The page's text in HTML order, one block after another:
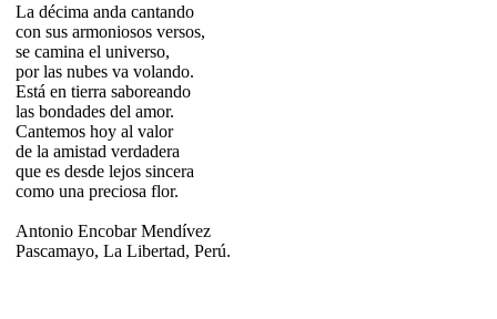
La décima anda cantando
con sus armoniosos versos,
se camina el universo,
por las nubes va volando.
Está en tierra saboreando
las bondades del amor.
Cantemos hoy al valor
de la amistad verdadera
que es desde lejos sincera
como una preciosa flor.
Antonio Encobar Mendívez
Pascamayo, La Libertad, Perú.